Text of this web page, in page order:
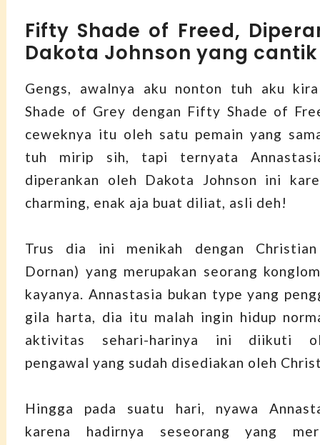
Fifty Shade of Freed,
Dakota Johnson yang
Gengs, awalnya aku nonton tuh aku
Shade of Grey dengan Fifty Shade of
ceweknya itu oleh satu pemain yang
tuh mirip sih, tapi ternyata
diperankan oleh Dakota Johnson ini
charming, enak aja buat diliat, asli deh!
Trus dia ini menikah dengan
Dornan) yang merupakan seorang
kayanya. Annastasia bukan type yang
gila harta, dia itu malah ingin hidup
aktivitas sehari-harinya ini diikuti
pengawal yang sudah disediakan oleh
Hingga pada suatu hari, nyawa
karena hadirnya seseorang yang